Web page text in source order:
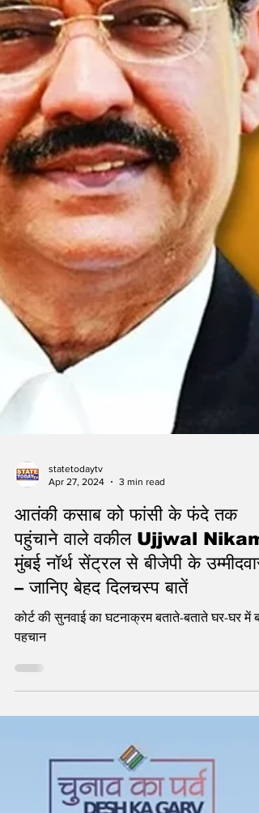
Apr 27, 2024
3 min read
आतंकी कसाब को फांसी के फंदे तक
पहुंचाने वाले वकील Ujjwal Nikam
मुंबई नॉर्थ सेंट्रल से बीजेपी के उम्मीदवार
– जानिए बेहद दिलचस्प बातें
कोर्ट की सुनवाई का घटनाक्रम बताते-बताते घर-घर में
पहचान